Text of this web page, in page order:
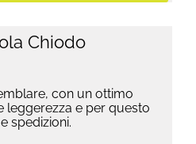
con un ottimo
leggerezza e per questo
spedizioni.